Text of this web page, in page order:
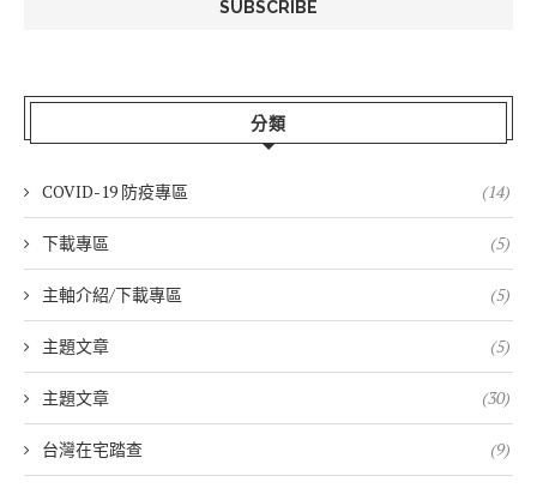
分類
COVID-19 防疫專區 (14)
下載專區 (5)
主軸介紹/下載專區 (5)
主題文章 (5)
主題文章 (30)
台灣在宅踏查 (9)